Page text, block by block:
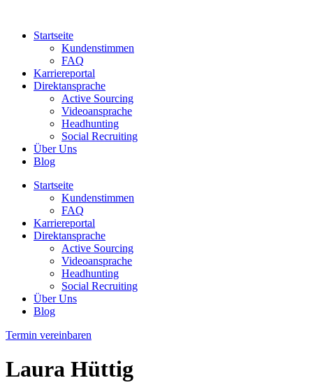
springenStartseite
Kundenstimmen
FAQ
Karriereportal
Direktansprache
Active Sourcing
Videoansprache
Headhunting
Social Recruiting
Über Uns
Blog
Startseite
Kundenstimmen
FAQ
Karriereportal
Direktansprache
Active Sourcing
Videoansprache
Headhunting
Social Recruiting
Über Uns
Blog
Termin vereinbaren
Laura Hüttig